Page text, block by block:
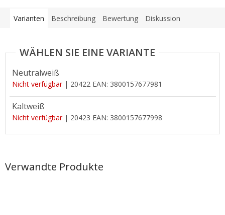
Verwandte Produkte
Varianten Beschreibung Bewertung Diskussion
Neutralweiß
Nicht verfügbar | 20422 EAN: 3800157677981
Kaltweiß
Nicht verfügbar | 20423 EAN: 3800157677998